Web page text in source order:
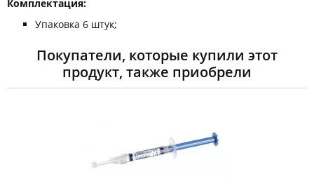
Комплектация:
Упаковка 6 штук;
Покупатели, которые купили этот
продукт, также приобрели